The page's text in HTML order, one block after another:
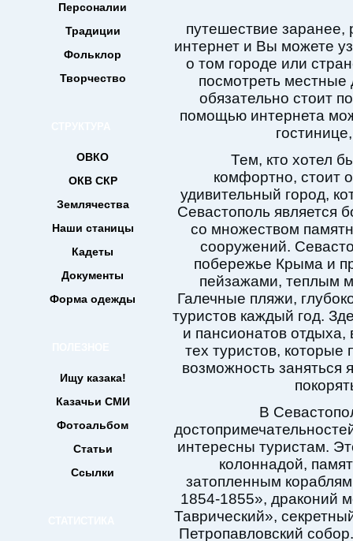
Персоналии
Традиции
Фольклор
Творчество
ОВКО
ОКВ СКР
Землячества
Наши станицы
Кадеты
Документы
Форма одежды
Ищу казака!
Казачьи СМИ
Фотоальбом
Статьи
Ссылки
путешествие заранее,
интернет и Вы можете
о том городе или
посмотреть местные
обязательно стоит
помощью интернета
Тем, кто хотел
комфортно, стоит
удивительный город,
Севастополь является
со множеством
сооружений.
побережье Крыма и
пейзажами, теплым
Галечные пляжи,
туристов каждый год.
и пансионатов
тех туристов, которые
возможность заняться
В
интересны туристам.
колоннадой,
затопленным
1854-1855», драконий
Таврический»,
Петропавловский